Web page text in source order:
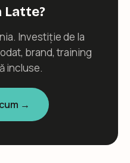
Latte?
Investiție de la
brand, training
incluse.
→